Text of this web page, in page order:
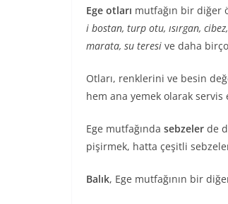
Ege otları mutfağın bir diğer
i bostan, turp otu, ısırgan,
marata, su teresi ve daha
Otları, renklerini ve besin
hem ana yemek olarak
Ege mutfağında sebzeler de
pişirmek, hatta çeşitli
Balık, Ege mutfağının bir